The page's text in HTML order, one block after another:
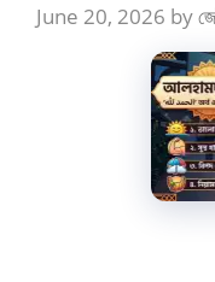
June 20, 2026 by